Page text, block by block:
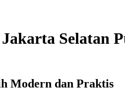
Selatan
Modern dan Praktis